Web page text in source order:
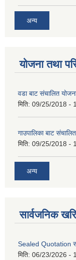
अन्य
योजना तथा
वडा बाट संचालित
मिति: 09/25/2018 -
गाउपालिका बाट
मिति: 09/25/2018 -
अन्य
सार्वजनिक
Sealed Quotation
मिति: 06/23/2026 -